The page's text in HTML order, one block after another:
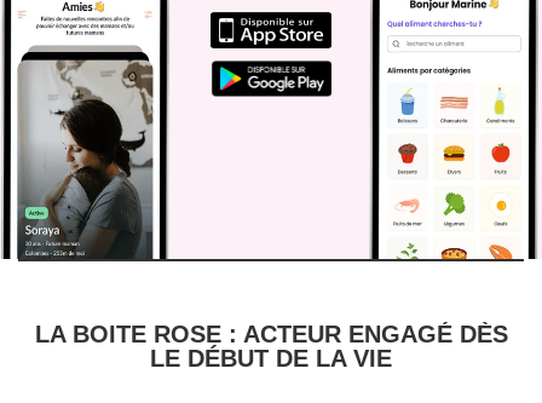
LA BOITE ROSE : ACTEUR ENGAGÉ DÈS
LE DÉBUT DE LA VIE